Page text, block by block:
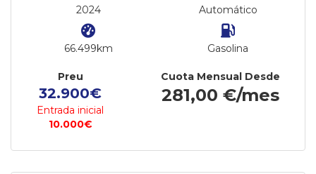
2024
66.499km
Automático
Gasolina
Preu
32.900€
Entrada inicial
10.000€
Cuota Mensual Desde
281,00 €/mes